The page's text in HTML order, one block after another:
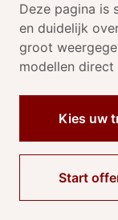
Deze pagina is
en duidelijk
groot
modellen
Kies uw
Start